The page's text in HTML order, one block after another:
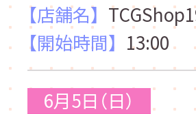
【店舗名】
【開始時間】 13:00
6月5日（日）